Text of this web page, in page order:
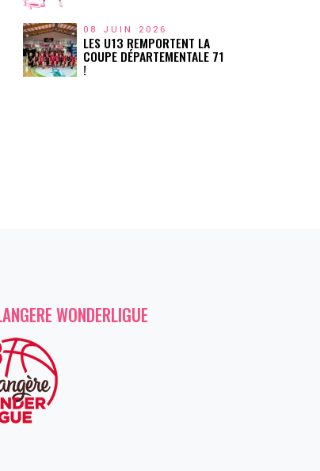
08 JUIN 2026
LES U13 REMPORTENT LA
COUPE DÉPARTEMENTALE 71
!
WONDERLIGUE